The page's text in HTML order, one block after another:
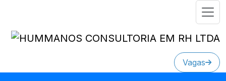
Vagas